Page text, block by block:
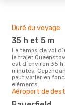
Duré du voyage
35 h et 5 m
Le temps de vol d´un avion pour
le trajet
est d´environ 35 h
minutes,
peut varier en
eléments.
Aéroport de